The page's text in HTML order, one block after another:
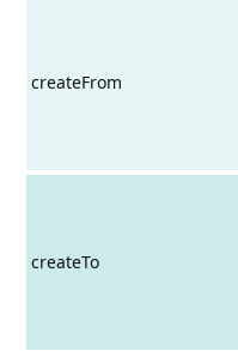
createFrom
createTo